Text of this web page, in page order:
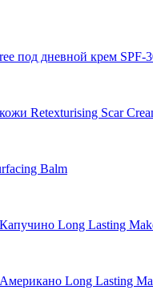
под дневной крем SPF-
Retexturising Scar
Balm
Long Lasting
Long Lasting